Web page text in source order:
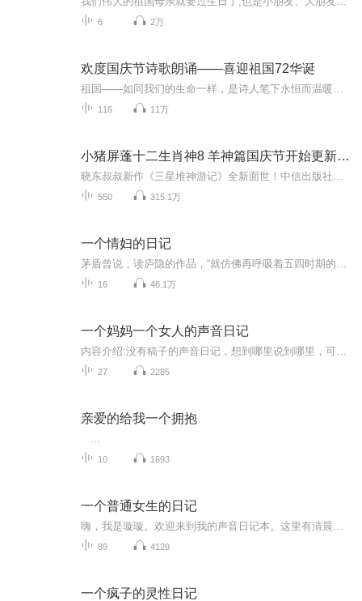
6 2万
欢度国庆节诗歌朗诵——喜迎祖国72华诞
116 11万
小猪屏蓬十二生肖神8 羊神篇国庆节开始更新啦！
550 315.1万
一个情妇的日记
16 46.1万
一个妈妈一个女人的声音日记
27 2285
亲爱的给我一个拥抱
10 1693
一个普通女生的日记
89 4129
一个疯子的灵性日记